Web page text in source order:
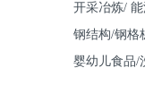
开采冶炼/
钢结构/钢格
婴幼儿食品/